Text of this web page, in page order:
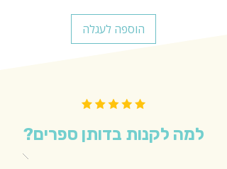
הוספה לעגלה
למה לקנות בדותן ספרים?